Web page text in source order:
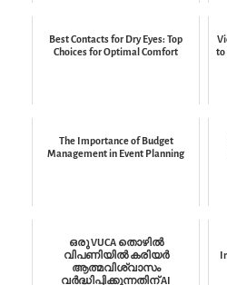
Best Contacts for Dry Eyes: Top
Choices for Optimal Comfort
to
The Importance of Budget
Management in Event Planning
ഒരു VUCA തൊഴിൽ
വിപണിയിൽ കരിയർ
ആത്മവിശ്വാസം
വർദ്ധിപ്പിക്കുന്നതിന് AI